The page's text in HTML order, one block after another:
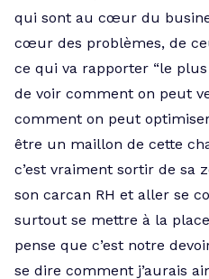
qui sont au cœur du
cœur des problèmes, de
ce qui va rapporter “le plus
de voir comment on peut
comment on peut
être un maillon de cette
c’est vraiment sortir de sa
son carcan RH et aller se
surtout se mettre à la
pense que c’est notre
se dire comment j’aurais